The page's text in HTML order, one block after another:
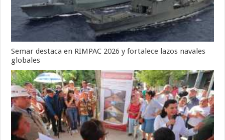
Semar destaca en RIMPAC 2026 y fortalece lazos navales
globales